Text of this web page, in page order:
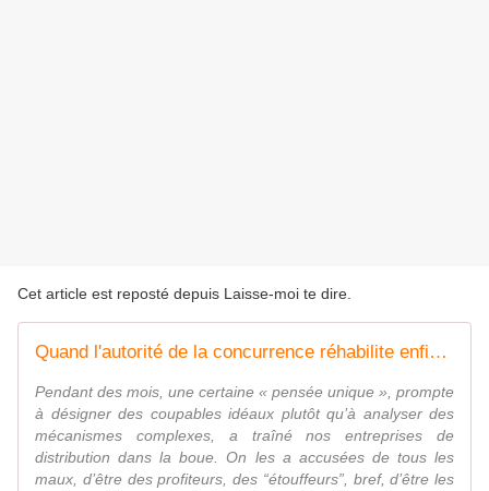
Cet article est reposté depuis Laisse-moi te dire
Quand l'autorité de la concurrence réhabilite enfin nos entreprises...
Pendant des mois, une certaine « pensée unique », prompte
à désigner des coupables idéaux plutôt qu’à analyser des
mécanismes complexes, a traîné nos entreprises de
distribution dans la boue. On les a accusées de tous les
maux, d’être des profiteurs, des “étouffeurs”, bref, d’être les